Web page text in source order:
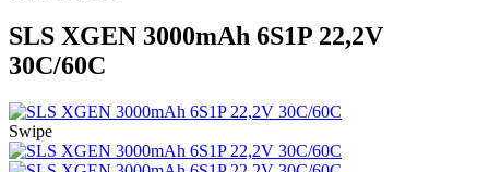
SLS XGEN 3000mAh 6S1P 22,2V
30C/60C
Swipe